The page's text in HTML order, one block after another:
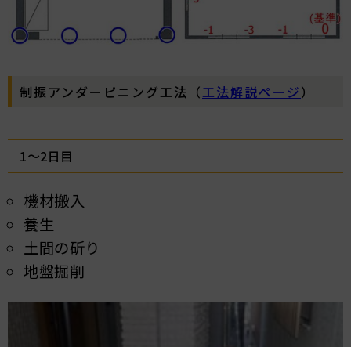
制振アンダーピニング工法（工法解説ページ）
1～2日目
機材搬入
養生
土間の斫り
地盤掘削